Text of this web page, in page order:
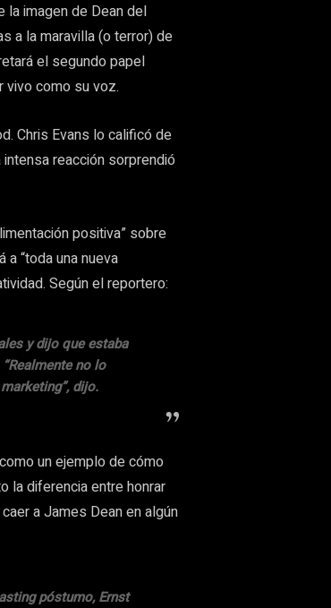
la imagen de Dean del
a la maravilla (o terror) de
el segundo papel
vivo como su voz.
Chris Evans lo calificó de
reacción sorprendió
positiva” sobre
“toda una nueva
Según el reportero:
y dijo que estaba
no lo
dijo.
un ejemplo de cómo
la diferencia entre honrar
a James Dean en algún
póstumo, Ernst